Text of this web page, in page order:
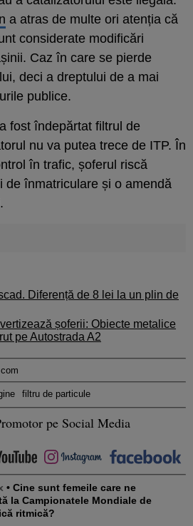
a atras de multe ori atenția că
considerate modificări
Caz în care se pierde
deci a dreptului de a mai
publice.
fost îndepărtat filtrul de
nu va putea trece de ITP. În
în trafic, șoferul riscă
de înmatriculare și o amendă
Diferență de 8 lei la un plin de
șoferii: Obiecte metalice
pe Autostrada A2
filtru de particule
pe Social Media
• Cine sunt femeile care ne
la Campionatele Mondiale de
ritmică?